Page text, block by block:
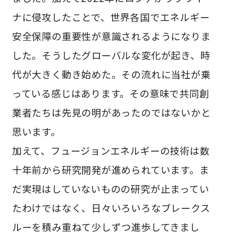
ナに侵攻したことで、世界各国でエネルギー
安全保障の重要性が意識されるようになりま
した。そうしたグローバルな変化が起き、時
代が大きく動き始めた。その流れに当社が乗
っている感じはあります。その意味で共同創
業者たちは先見の明があったのではないかと
思います。
加えて、フュージョンエネルギーの技術は数
十年前から研究開発が進められています。ま
だ実現はしていないものの研究が止まってい
たわけではなく、日々いろいろなブレークス
ルーを積み重ねて少しずつ進歩してきまし